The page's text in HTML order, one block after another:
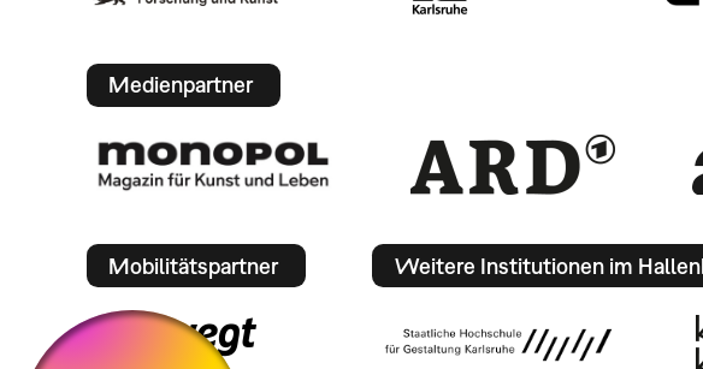
Medienpartner
Mobilitätspartner Weitere Institutionen im